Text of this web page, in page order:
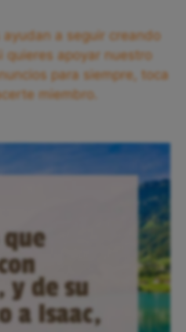
ayudan a seguir creando
quieres apoyar nuestro
para siempre, toca
miembro.